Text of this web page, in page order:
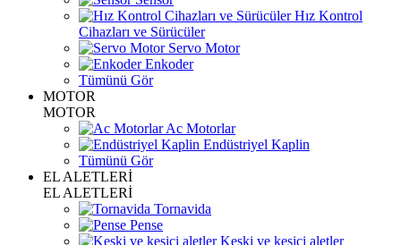
Hız Kontrol
Cihazları ve Sürücüler
Servo Motor
Enkoder
Tümünü Gör
MOTOR
MOTOR
Ac Motorlar
Endüstriyel Kaplin
Tümünü Gör
EL ALETLERİ
EL ALETLERİ
Tornavida
Pense
Keski ve kesici aletler